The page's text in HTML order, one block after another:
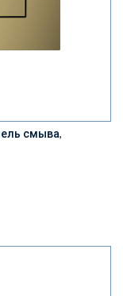
смыва,